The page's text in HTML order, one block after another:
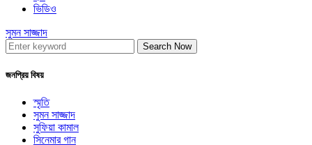
ভিডিও
সুমন সাজ্জাদ
Search Now
জনপ্রিয় বিষয়
স্মৃতি
সুমন সাজ্জাদ
সুফিয়া কামাল
সিনেমার গান